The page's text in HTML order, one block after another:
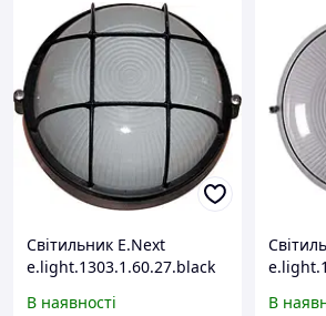
Світильник E.Next
e.light.1303.1.60.27.black
В наявності В